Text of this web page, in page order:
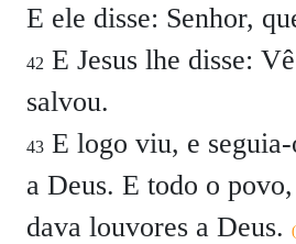
E ele disse: Senhor,
42 E Jesus lhe disse:
salvou.
43 E logo viu, e
a Deus. E todo o
dava louvores a Deus.